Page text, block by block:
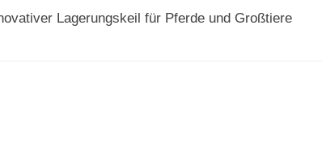
Lagerungskeil für Pferde und Großtiere